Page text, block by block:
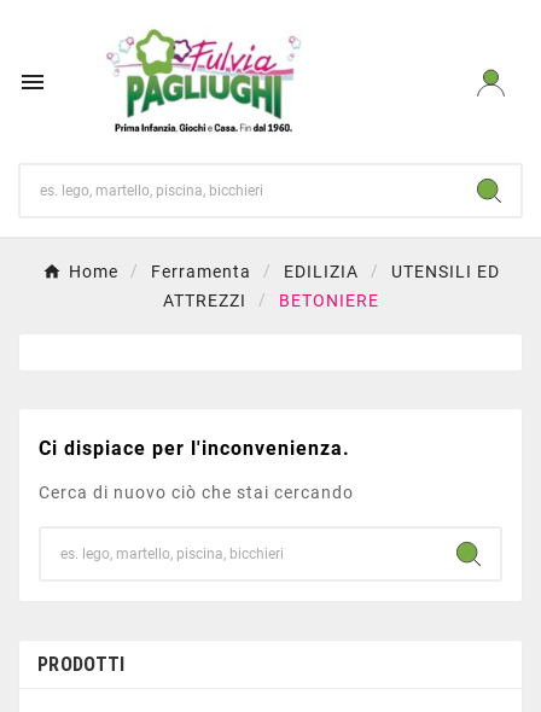

Home Ferramenta EDILIZIA
UTENSILI ED
ATTREZZI
BETONIERE
Ci dispiace per l'inconvenienza.
Cerca di nuovo ciò che stai cercando
PRODOTTI